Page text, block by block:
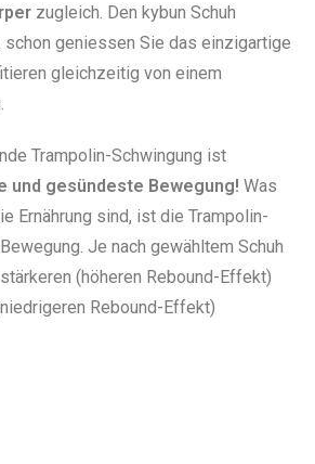
zugleich. Den kybun Schuh
schon geniessen Sie das einzigartige
gleichzeitig von einem
Trampolin-Schwingung ist
und gesündeste Bewegung! Was
Ernährung sind, ist die Trampolin-
Je nach gewähltem Schuh
(höheren Rebound-Effekt)
Rebound-Effekt)